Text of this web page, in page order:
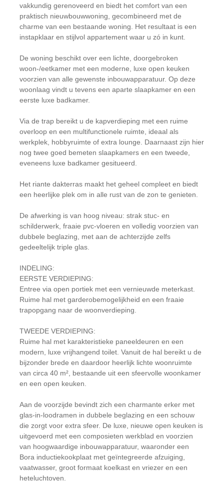
vakkundig gerenoveerd en biedt het comfort van een
praktisch nieuwbouwwoning, gecombineerd met de
charme van een bestaande woning. Het resultaat is een
instapklaar en stijlvol appartement waar u zó in kunt.
De woning beschikt over een lichte, doorgebroken
woon-/eetkamer met een moderne, luxe open keuken
voorzien van alle gewenste inbouwapparatuur. Op deze
woonlaag vindt u tevens een aparte slaapkamer en een
eerste luxe badkamer.
Via de trap bereikt u de kapverdieping met een ruime
overloop en een multifunctionele ruimte, ideaal als
werkplek, hobbyruimte of extra lounge. Daarnaast zijn hier
nog twee goed bemeten slaapkamers en een tweede,
eveneens luxe badkamer gesitueerd.
Het riante dakterras maakt het geheel compleet en biedt
een heerlijke plek om in alle rust van de zon te genieten.
De afwerking is van hoog niveau: strak stuc- en
schilderwerk, fraaie pvc-vloeren en volledig voorzien van
dubbele beglazing, met aan de achterzijde zelfs
gedeeltelijk triple glas.
INDELING:
EERSTE VERDIEPING:
Entree via open portiek met een vernieuwde meterkast.
Ruime hal met garderobemogelijkheid en een fraaie
trapopgang naar de woonverdieping.
TWEEDE VERDIEPING:
Ruime hal met karakteristieke paneeldeuren en een
modern, luxe vrijhangend toilet. Vanuit de hal bereikt u de
bijzonder brede en daardoor heerlijk lichte woonruimte
van circa 40 m², bestaande uit een sfeervolle woonkamer
en een open keuken.
Aan de voorzijde bevindt zich een charmante erker met
glas-in-loodramen in dubbele beglazing en een schouw
die zorgt voor extra sfeer. De luxe, nieuwe open keuken is
uitgevoerd met een composieten werkblad en voorzien
van hoogwaardige inbouwapparatuur, waaronder een
Bora inductiekookplaat met geïntegreerde afzuiging,
vaatwasser, groot formaat koelkast en vriezer en een
heteluchtoven.